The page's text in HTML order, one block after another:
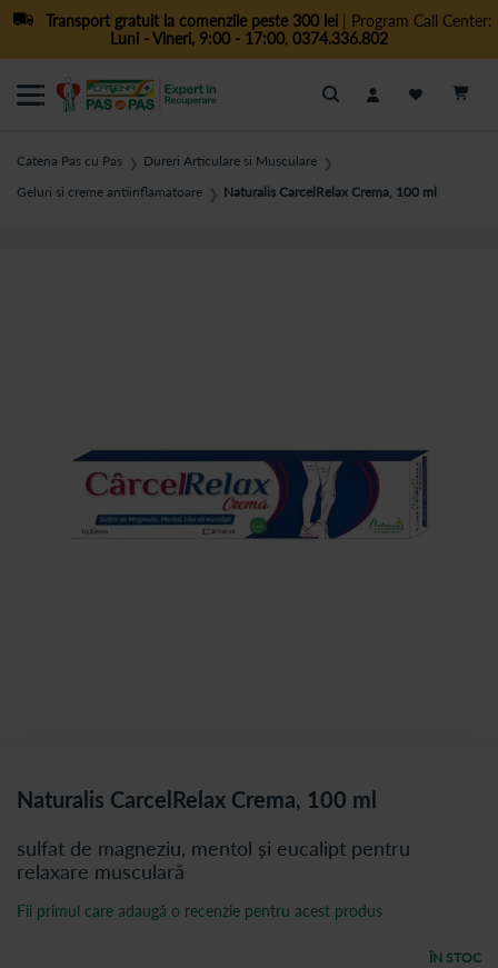
Transport gratuit la comenzile peste 300 lei| Program Call Center:
Luni - Vineri, 9:00 - 17:00, 0374.336.802
Cautare
Catena Pas cu Pas ❯ Dureri Articulare si Musculare ❯
Geluri si creme antiinflamatoare ❯ Naturalis CarcelRelax Crema, 100 ml
Naturalis CarcelRelax Crema, 100 ml
sulfat de magneziu, mentol și eucalipt pentru
relaxare musculară
ÎN STOC
Fii primul care adaugă o recenzie pentru acest produs